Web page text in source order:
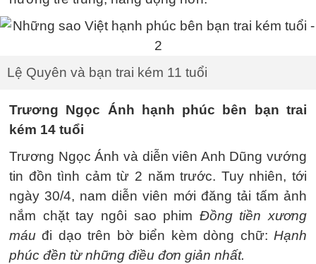
Lệ Quyên và bạn trai kém 11 tuổi
Trương Ngọc Ánh hạnh phúc bên bạn trai
kém 14 tuổi
Trương Ngọc Ánh và diễn viên Anh Dũng vướng
tin đồn tình cảm từ 2 năm trước. Tuy nhiên, tới
ngày 30/4, nam diễn viên mới đăng tải tấm ảnh
nắm chặt tay ngôi sao phim Đồng tiền xương
máu đi dạo trên bờ biển kèm dòng chữ: Hạnh
phúc đền từ những điều đơn giản nhất.